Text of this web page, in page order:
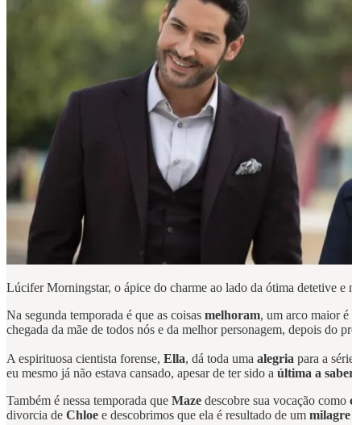
Lúcifer Morningstar, o ápice do charme ao lado da ótima detetive
Na segunda temporada é que as coisas melhoram, um arco maior é
chegada da mãe de todos nós e da melhor personagem, depois do
A espirituosa cientista forense, Ella, dá toda uma alegria para a
eu mesmo já não estava cansado, apesar de ter sido a última a
Também é nessa temporada que Maze descobre sua vocação como
divorcia de Chloe e descobrimos que ela é resultado de um milagre